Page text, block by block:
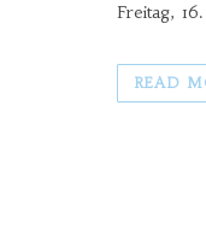
Freitag,
READ